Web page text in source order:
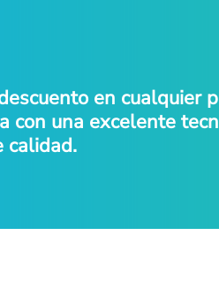
en cualquier
con una excelente
calidad.